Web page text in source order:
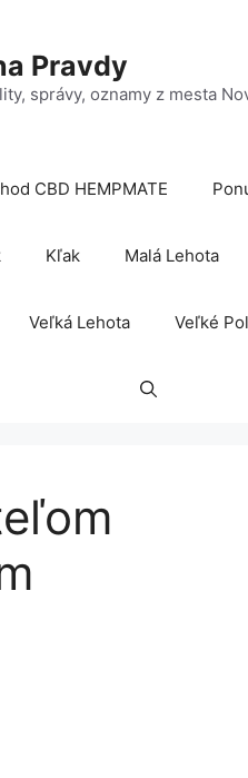
Pravdy
správy, oznamy z mesta
CBD HEMPMATE
Kľak Malá Lehota
Veľká Lehota Veľké